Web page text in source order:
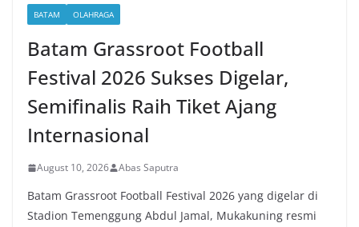
BATAM OLAHRAGA
Batam Grassroot Football
Festival 2026 Sukses Digelar,
Semifinalis Raih Tiket Ajang
Internasional
August 10, 2026 Abas Saputra
Batam Grassroot Football Festival 2026 yang digelar di
Stadion Temenggung Abdul Jamal, Mukakuning resmi